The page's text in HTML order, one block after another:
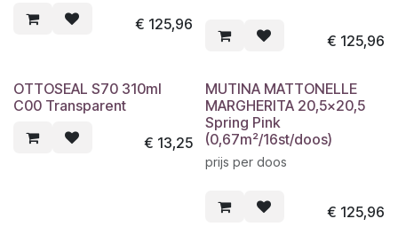
€ 125,96
€ 125,96
OTTOSEAL S70 310ml
C00 Transparent
€ 13,25
MUTINA MATTONELLE
MARGHERITA 20,5x20,5
Spring Pink
(0,67m²/16st/doos)
prijs per doos
€ 125,96